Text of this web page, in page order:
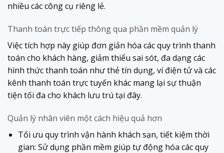
nhiều các công cụ riêng lẻ.
Thanh toán trực tiếp thông qua phần mềm quản lý
Việc tích hợp này giúp đơn giản hóa các quy trình thanh
toán cho khách hàng, giảm thiểu sai sót, đa dạng các
hình thức thanh toán như thẻ tín dụng, ví điện tử và các
kênh thanh toán trực tuyến khác mang lại sự thuận
tiện tối đa cho khách lưu trú tại đây.
Quản lý nhân viên một cách hiệu quả hơn
Tối ưu quy trình vận hành khách sạn, tiết kiệm thời
gian: Sử dụng phần mềm giúp tự động hóa các quy